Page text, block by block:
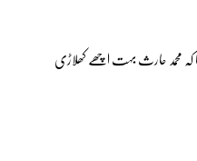
محمد حارث بہت اچھے کھلاڑی